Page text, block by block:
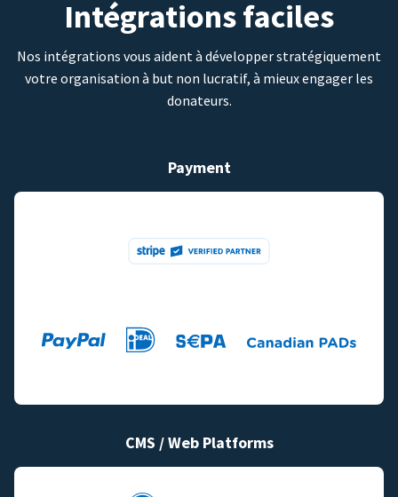
Intégrations faciles
Nos intégrations vous aident à développer stratégiquement
votre organisation à but non lucratif, à mieux engager les
donateurs.
Payment
CMS / Web Platforms